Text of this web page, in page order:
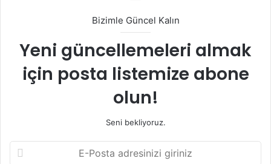
Bizimle Güncel Kalın
Yeni güncellemeleri almak
için posta listemize abone
olun!
Seni bekliyoruz.
Posta